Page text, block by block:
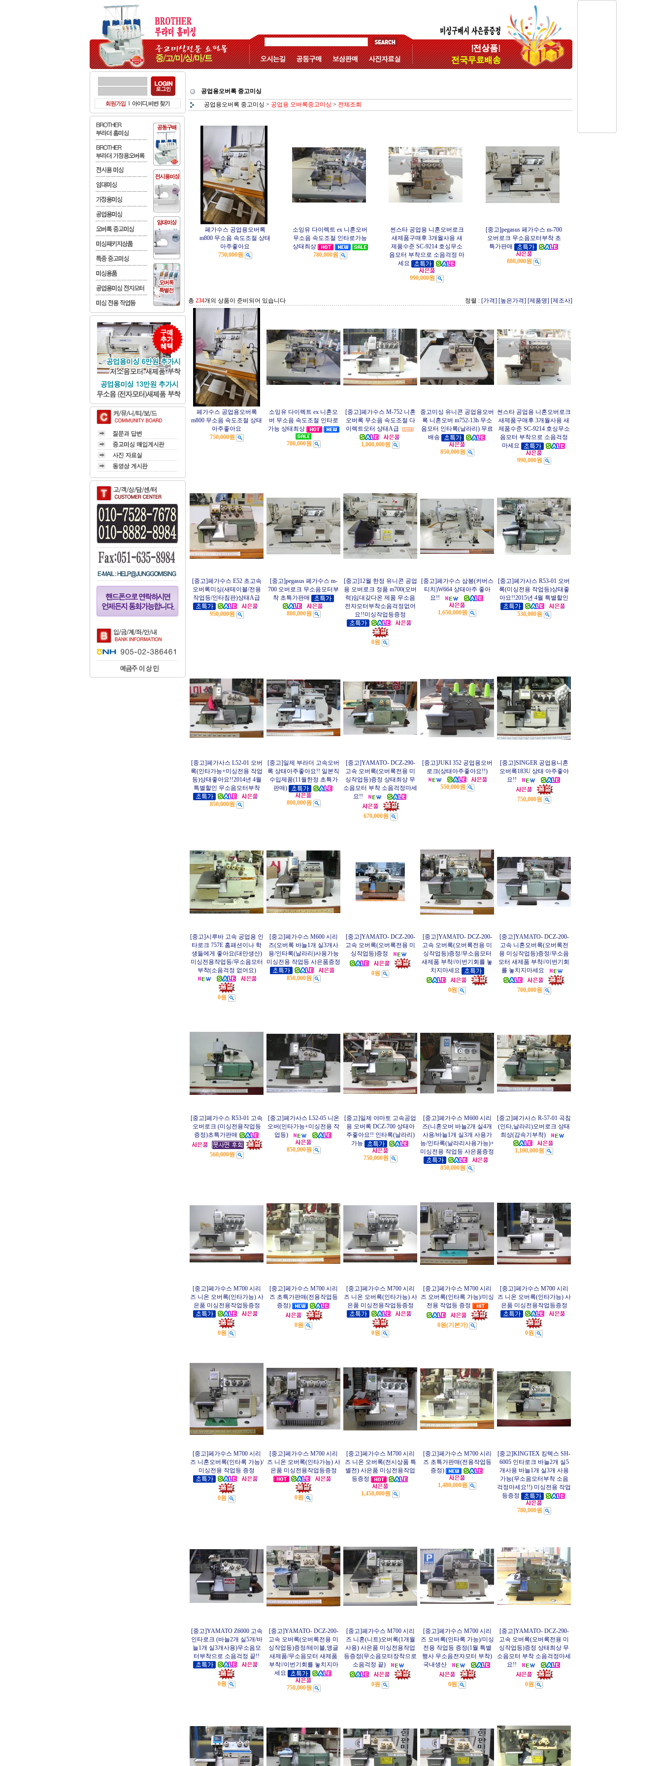
공업용오버록 중고미싱
공업용오버록 중고미싱 > 공업용 오버록중고미싱 > 전체조회
페가수스 공업용오버록
m800 무소음 속도조절 상태
아주좋아요
750,000원
소잉유 다이렉트 ex 니혼오버
무소음 속도조절 인타로가능
상태최상
780,000원
썬스타 공업용 니혼오버로크
새제품구매후 3개월사용 새
제품수준 SC-9214 호싱무소
음모터 부착으로 소음걱정 마
세요
990,000원
[중고]pegasus 페가수스 m-700
오버로크 무소음모터부착 초
특가판매
880,000원
총 234개의 상품이 준비되어 있습니다 정렬 : [가격] [높은가격] [제품명] [제조사]
페가수스 공업용오버록
m800 무소음 속도조절 상태
아주좋아요
750,000원
소잉유 다이렉트 ex 니혼오
버 무소음 속도조절 인타로
가능 상태최상
780,000원
[중고]페가수스 M-752 니혼
오버록 무소음 속도조절 다
이렉트모터 상태A급
1,000,000원
중고미싱 유니콘 공업용오버
록 니혼오버 m752-13h 무소
음모터 인타록(날라리) 무료
배송
850,000원
썬스타 공업용 니혼오버로크
새제품구매후 3개월사용 새
제품수준 SC-9214 호싱무소
음모터 부착으로 소음걱정
마세요
990,000원
[중고]페가수스 E52 초고속
오버록미싱(새테이블/전용
작업등/인타침판)상태A급
950,000원
[중고]pegasus 페가수스 m-
700 오버로크 무소음모터부
착 초특가판매
880,000원
[중고]12월 한정 유니콘 공업
용 오버로크 정품 m700(오버
럭)임대갖다온 제품 무소음
전자모터부착소음걱정없어
요!!미싱작업등증정
0원
[중고]페가수스 삼봉(커버스
티치)W664 상태아주 좋아
요!!
1,650,000원
[중고]페가사스 R53-01 오버
록(미싱전용 작업등)상태좋
아요!!2015년 4월 특별할인
530,000원
[중고]페가사스 L52-01 오버
록(인타가능+미싱전용 작업
등)상태좋아요!!2014년 4월
특별할인 무소음모터부착
850,000원
[중고]일제 부라더 고속오버
록 상태아주좋아요!! 일본직
수입제품(11월한정 초특가
판매)
800,000원
[중고]YAMATO- DCZ-290-
고속 오버록(오버록전용 미
싱작업등)증정 상태최상 무
소음모터 부착 소음걱정마세
요!!
670,000원
[중고]JUKI 352 공업용오버
로크(상태아주좋아요!!)
550,000원
[중고]SINGER 공업용니혼
오버록183U 상태 아주좋아
요!!
750,000원
[중고]시루바 고속 공업용 인
타로크 757E 홈패션이나 학
생들에게 좋아요(대만생산)
미싱전용작업등/무소음모터
부착(소음걱정 없어요)
0원
[중고]페가수스 M600 시리
즈(오버록 바늘1개 실3개사
용/인타록(날라리)사용가능
미싱전용 작업등 사은품증정
850,000원
[중고]YAMATO- DCZ-200-
고속 오버록(오버록전용 미
싱작업등)증정
0원
[중고]YAMATO- DCZ-200-
고속 오버록(오버록전용 미
싱작업등)증정/무소음모터
새제품 부착//이번기회를 놓
치지마세요
0원
[중고]YAMATO- DCZ-200-
고속 니혼오버록(오버록전
용 미싱작업등)증정/무소음
모터 새제품 부착//이번기회
를 놓치지마세요
700,000원
[중고]페가수스 R53-01 고속
오버로크 (미싱전용작업등
증정)초특가판매
560,000원
[중고]페가사스 L52-05 니온
오버(인타가능+미싱전용 작
업등)
850,000원
[중고]일제 야마토 고속공업
용 오버록 DCZ-700 상태아
주좋아요!! 인타록(날라리)
가능
750,000원
[중고]페가수스 M600 시리
즈(니혼오버 바늘2개 실4개
사용/바늘1개 실3개 사용가
능/인타록(날라리사용가능)+
미싱전용 작업등 사은품증정
850,000원
[중고]페가사스 R-57-01 곡침
(인타,날라리)오버로크 상태
최상(감속기부착)
1,100,000원
[중고]페가수스 M700 시리
즈 니온 오버록(인타가능) 사
은품 미싱전용작업등증정
0원
[중고]페가수스 M700 시리
즈 초특가판매(전용작업등
증정)
0원
[중고]페가수스 M700 시리
즈 니온 오버록(인타가능) 사
은품 미싱전용작업등증정
0원
[중고]페가수스 M700 시리
즈 오버록(인타록 가능)/미싱
전용 작업등 증정
0원(기본가)
[중고]페가수스 M700 시리
즈 니온 오버록(인타가능) 사
은품 미싱전용작업등증정
0원
[중고]페가수스 M700 시리
즈 니혼오버록(인타록 가능)/
미싱전용 작업등 증정
0원
[중고]페가수스 M700 시리
즈 니온 오버록(인타가능) 사
은품 미싱전용작업등증정
0원
[중고]페가수스 M700 시리
즈 니온 오버록(전시상품 특
별전) 사은품 미싱전용작업
등증정
1,450,000원
[중고]페가수스 M700 시리
즈 초특가판매(전용작업등
증정)
1,480,000원
[중고]KINGTEX 킹텍스 SH-
6005 인타로크 바늘2개 실5
개사용 바늘1개 실3개 사용
가능(무소음모터부착 소음
걱정마세요!!) 미싱전용 작업
등증정
780,000원
[중고]YAMATO Z6000 고속
인타로크 (바늘2개 실5개/바
늘1개 실3개사용)무소음모
터부착으로 소음걱정 끝!!
0원
[중고]YAMATO- DCZ-200-
고속 오버록(오버록전용 미
싱작업등)증정/테이블,앵글
새제품/무소음모터 새제품
부착//이번기회를 놓치지마
세요
750,000원
[중고]페가수스 M700 시리
즈 니혼(니트)오버록(1개월
사용) 사은품 미싱전용작업
등증정(무소음모터장착으로
소음걱정 끝)
0원
[중고]페가수스 M700 시리
즈 오버록(인타록 가능)/미싱
전용 작업등 증정(1월 특별
행사 무소음전자모터 부착)
국내생산
0원
[중고]YAMATO- DCZ-290-
고속 오버록(오버록전용 미
싱작업등)증정 상태최상 무
소음모터 부착 소음걱정마세
요!!
0원